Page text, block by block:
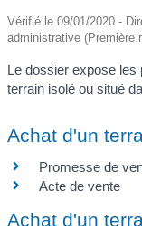
Vérifié le 09/01/2020 -
administrative (Première
Le dossier expose les
terrain isolé ou situé
Achat d'un
Promesse de
Acte de vente
Achat d'un